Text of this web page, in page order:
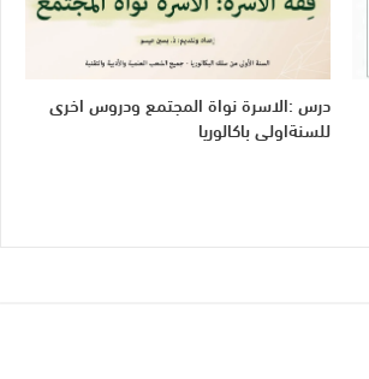
درس :الاسرة نواة المجتمع ودروس اخرى
للسنةاولى باكالوريا